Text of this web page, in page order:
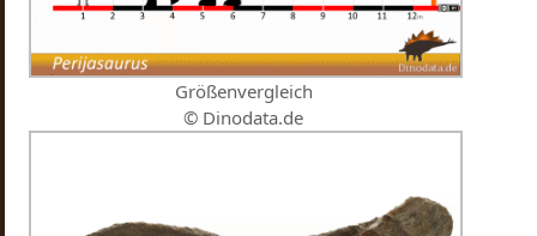
Größenvergleich
© Dinodata.de